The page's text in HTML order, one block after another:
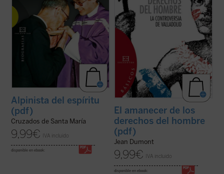
Alpinista del espíritu
(pdf)
Cruzados de Santa María
9,99€ IVA incluido
disponible en ebook:
El amanecer de los
derechos del hombre
(pdf)
Jean Dumont
9,99€ IVA incluido
disponible en ebook: